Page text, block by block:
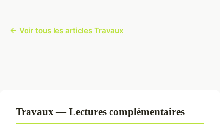
← Voir tous les articles Travaux
Travaux — Lectures complémentaires